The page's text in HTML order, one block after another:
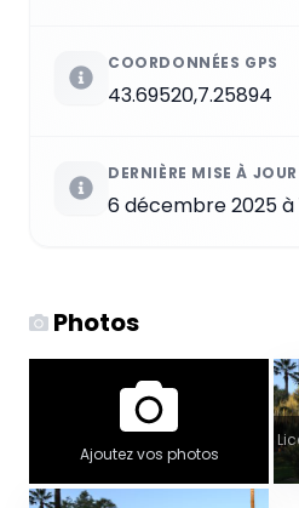
COORDONNÉES GPS
43.69520,7.25894
DERNIÈRE MISE À JOUR
6 décembre 2025 à
Photos
Ajoutez vos photos